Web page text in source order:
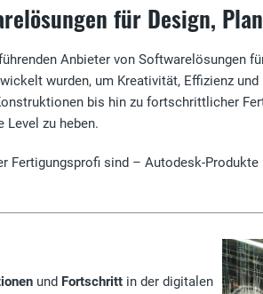
für Design,
Anbieter von Softwarelösungen
wurden, um Kreativität, Effizienz
bis hin zu fortschrittlicher
Level zu heben.
Fertigungsprofi sind – Autodesk-
und Fortschritt in der digitalen